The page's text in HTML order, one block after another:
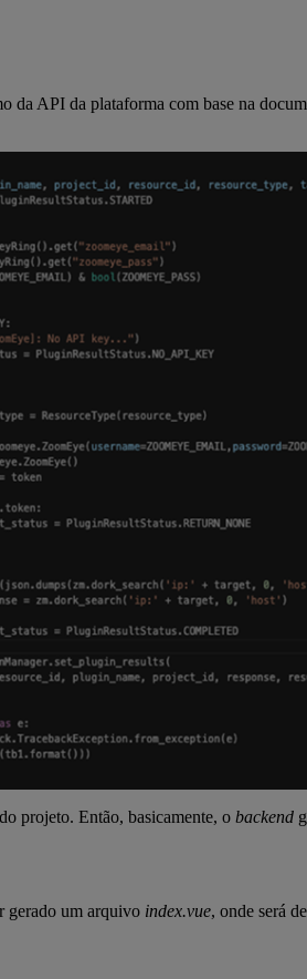
da API da plataforma com base na
projeto. Então, basicamente, o backend
gerado um arquivo index.vue, onde será